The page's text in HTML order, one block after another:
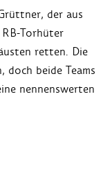
der aus
Torhüter
retten. Die
doch beide Teams
nennenswerten